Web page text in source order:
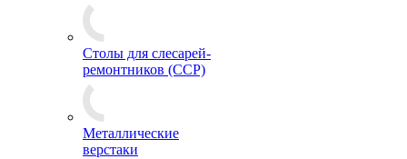
Столы для слесарей-
ремонтников (ССР)
Металлические
верстаки